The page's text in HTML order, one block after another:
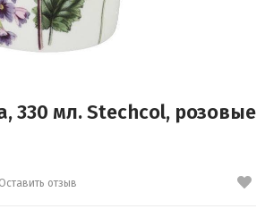
330 мл. Stechcol, розовые
Оставить отзыв